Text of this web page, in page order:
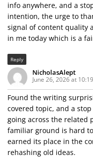
info anywhere, and a
intention, the urge to
signal of content quality
in me today which is a
Reply
NicholasAlept
June 26, 2026 at
Found the writing
covered topic, and a
going across the related
familiar ground is hard
earned its place in the
rehashing old ideas.